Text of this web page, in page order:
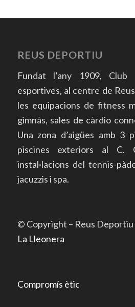
REUS DEPORTIU
Fundat l’any 1909, Club
esportives, al centre de
les equipacions de fitness
gimnàs, sales de càrdio
Una zona d’aigües amb 3
piscines exteriors al
instal·lacions del tennis-
jacuzzis i spa.
© Copyright – Reus Deportiu
La Lleonera
Compromís ètic